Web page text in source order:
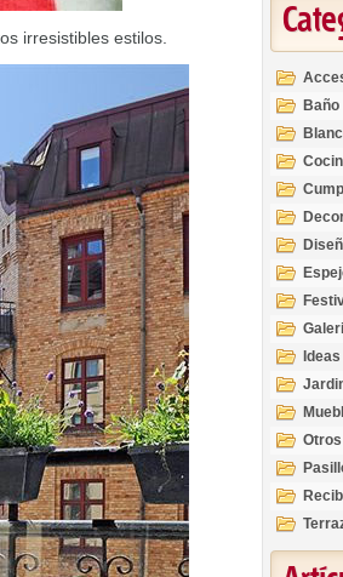
irresistibles estilos.
Baño